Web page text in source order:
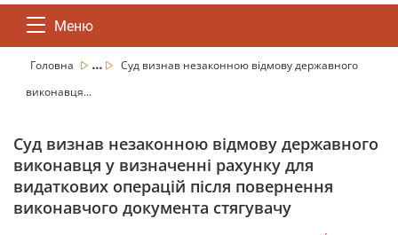
Меню
Головна ...
Суд визнав незаконною відмову державного
виконавця...
Суд визнав незаконною відмову державного
виконавця у визначенні рахунку для
видаткових операцій після повернення
виконавчого документа стягувачу